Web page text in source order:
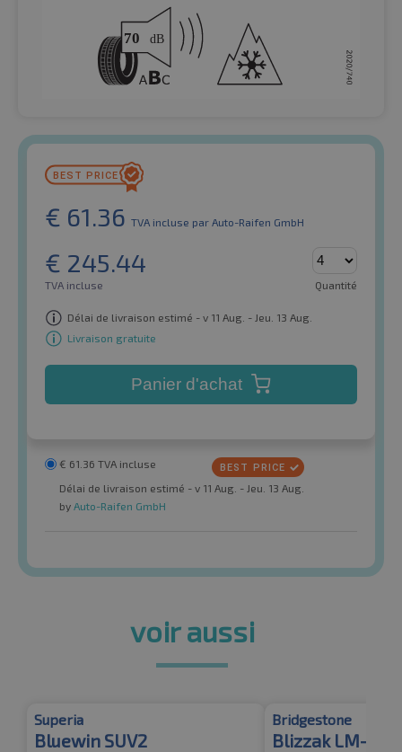
€ 61.36 TVA incluse par Auto-Raifen GmbH
€ 245.44
TVA incluse Quantité
Délai de livraison estimé - v 11 Aug. - Jeu. 13 Aug.
Livraison gratuite
Panier d'achat
€ 61.36 TVA incluse
Délai de livraison estimé - v 11 Aug. - Jeu. 13 Aug.
by Auto-Raifen GmbH
voir aussi
Superia
Bluewin SUV2
Bridgestone
Blizzak LM-80